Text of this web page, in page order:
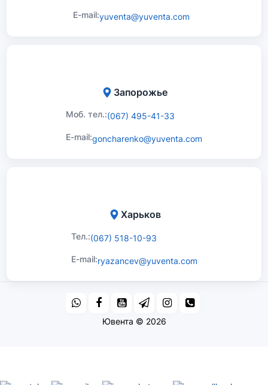
E-mail:yuventa@yuventa.com
Запорожье
Моб. тел.:(067) 495-41-33
E-mail:goncharenko@yuventa.com
Харьков
Тел.:(067) 518-10-93
E-mail:ryazancev@yuventa.com
Ювента © 2026